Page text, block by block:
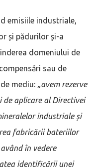
emisiile industriale,
și pădurilor și-a
domeniului de
sau de
mediu: „avem rezerve
aplicare al Directivei
industriale și
fabricării bateriilor
în vedere
identificării unei